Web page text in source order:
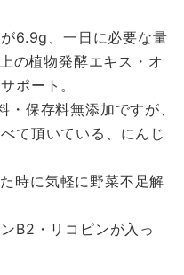
6.9g、一日に必要な量
の植物発酵エキス・オ
ポート。
保存料無添加ですが、
て頂いている、にんじ
時に気軽に野菜不足解
B2・リコピンが入っ